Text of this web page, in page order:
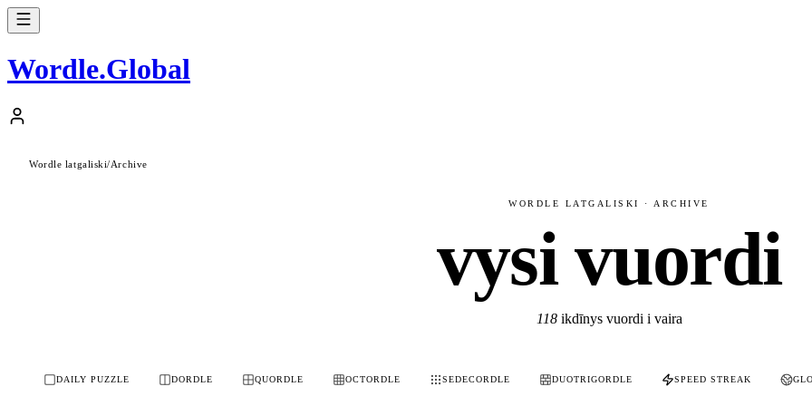
Wordle.Global
Wordle latgaliski/Archive
WORDLE LATGALISKI · ARCHIVE
vysi vuordi
118ikdīnys vuordi i vaira
DAILY PUZZLE DORDLE QUORDLE OCTORDLE SEDECORDLE DUOTRIGORDLE SPEED STREAK